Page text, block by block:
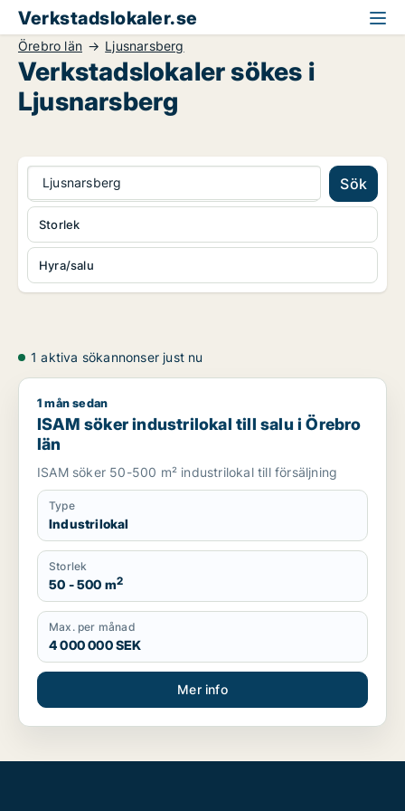
Verkstadslokaler.se
Örebro län Ljusnarsberg
Verkstadslokaler sökes i
Ljusnarsberg
Ljusnarsberg Sök
Hyra/salu
Storlek
1 aktiva sökannonser just nu
ISAM söker industrilokal till salu i Örebro län
1 mån sedan
ISAM söker industrilokal till salu i Örebro
län
ISAM söker 50-500 m² industrilokal till försäljning
Type
Industrilokal
Storlek
50 - 500 m2
Max. per månad
4 000 000 SEK
Mer info